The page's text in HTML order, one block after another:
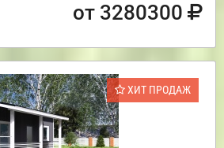
от 3280300
ХИТ ПРОДАЖ